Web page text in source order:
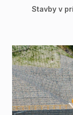
Stavby v